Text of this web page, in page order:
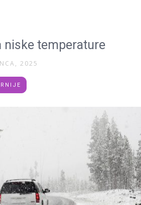
niske temperature
2025